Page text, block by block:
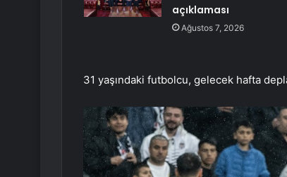
açıklaması
Ağustos 7, 2026
31 yaşındaki futbolcu, gelecek hafta